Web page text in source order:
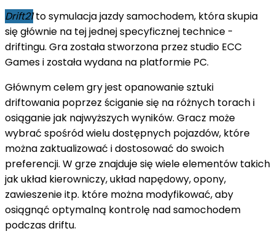
Drift21to symulacja jazdy samochodem, która skupia
się głównie na tej jednej specyficznej technice -
driftingu. Gra została stworzona przez studio ECC
Games i została wydana na platformie PC.
Głównym celem gry jest opanowanie sztuki
driftowania poprzez ściganie się na różnych torach i
osiąganie jak najwyższych wyników. Gracz może
wybrać spośród wielu dostępnych pojazdów, które
można zaktualizować i dostosować do swoich
preferencji. W grze znajduje się wiele elementów takich
jak układ kierowniczy, układ napędowy, opony,
zawieszenie itp. które można modyfikować, aby
osiągnąć optymalną kontrolę nad samochodem
podczas driftu.